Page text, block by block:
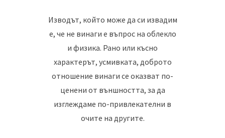
Изводът, който може да си извадим
е, че не винаги е въпрос на облекло
и физика. Рано или късно
характерът, усмивката, доброто
отношение винаги се оказват по-
ценени от външността, за да
изглеждаме по-привлекателни в
очите на другите.